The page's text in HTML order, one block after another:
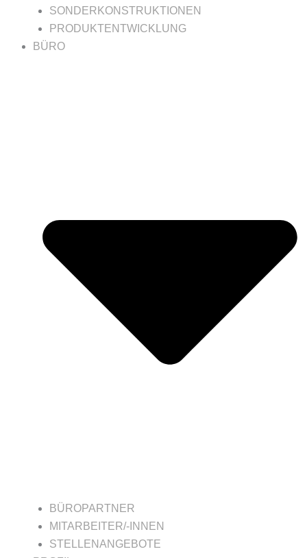
SONDERKONSTRUKTIONEN
PRODUKTENTWICKLUNG
BÜRO
BÜROPARTNER
MITARBEITER/-INNEN
STELLENANGEBOTE